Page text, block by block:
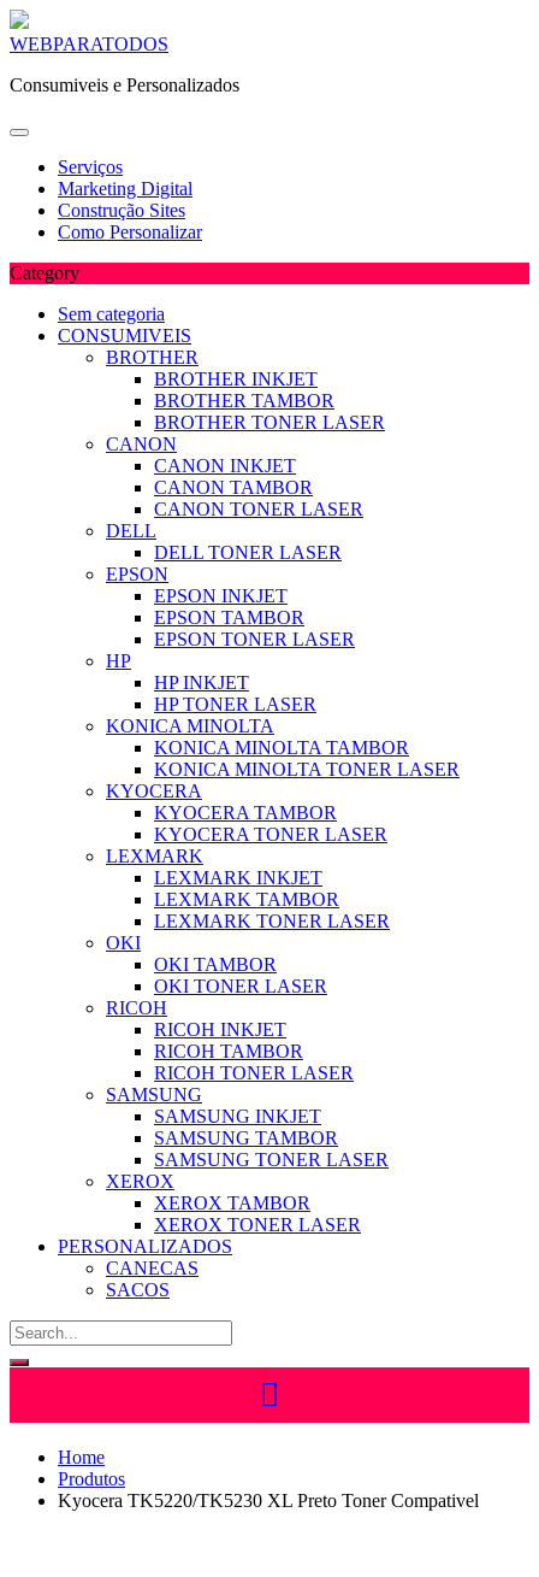
Skip
content
WEBPARATODOS
Consumiveis e Personalizados
Serviços
Marketing Digital
Construção Sites
Como Personalizar
Category
Sem categoria
CONSUMIVEIS
BROTHER
BROTHER INKJET
BROTHER TAMBOR
BROTHER TONER LASER
CANON
CANON INKJET
CANON TAMBOR
CANON TONER LASER
DELL
DELL TONER LASER
EPSON
EPSON INKJET
EPSON TAMBOR
EPSON TONER LASER
HP
HP INKJET
HP TONER LASER
KONICA MINOLTA
KONICA MINOLTA TAMBOR
KONICA MINOLTA TONER LASER
KYOCERA
KYOCERA TAMBOR
KYOCERA TONER LASER
LEXMARK
LEXMARK INKJET
LEXMARK TAMBOR
LEXMARK TONER LASER
OKI
OKI TAMBOR
OKI TONER LASER
RICOH
RICOH INKJET
RICOH TAMBOR
RICOH TONER LASER
SAMSUNG
SAMSUNG INKJET
SAMSUNG TAMBOR
SAMSUNG TONER LASER
XEROX
XEROX TAMBOR
XEROX TONER LASER
PERSONALIZADOS
CANECAS
SACOS
Home
Produtos
Kyocera TK5220/TK5230 XL Preto Toner Compativel